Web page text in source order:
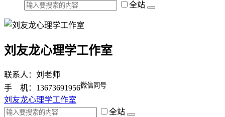
全站
刘友龙心理学工作室
联系人：刘老师
手 机：13673691956微信同号
刘友龙心理学工作室
全站